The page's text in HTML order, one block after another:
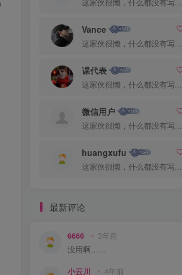
这家伙很懒，什么都没有写...
Vance
这家伙很懒，什么都没有写...
课代表
这家伙很懒，什么都没有写...
微信用户
这家伙很懒，什么都没有写...
huangxufu
这家伙很懒，什么都没有写...
最新评论
6666 3年前
没用啊……
小云川 4年前